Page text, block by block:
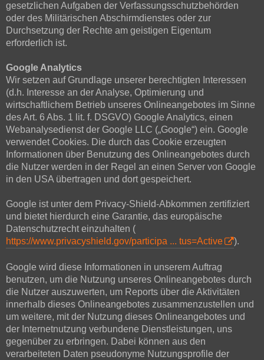
gesetzlichen Aufgaben der Verfassungsschutzbehörden
oder des Militärischen Abschirmdienstes oder zur
Durchsetzung der Rechte am geistigen Eigentum
erforderlich ist.
Google Analytics
Wir setzen auf Grundlage unserer berechtigten Interessen
(d.h. Interesse an der Analyse, Optimierung und
wirtschaftlichem Betrieb unseres Onlineangebotes im Sinne
des Art. 6 Abs. 1 lit. f. DSGVO) Google Analytics, einen
Webanalysedienst der Google LLC („Google“) ein. Google
verwendet Cookies. Die durch das Cookie erzeugten
Informationen über Benutzung des Onlineangebotes durch
die Nutzer werden in der Regel an einen Server von Google
in den USA übertragen und dort gespeichert.
Google ist unter dem Privacy-Shield-Abkommen zertifiziert
und bietet hierdurch eine Garantie, das europäische
Datenschutzrecht einzuhalten (
https://www.privacyshield.gov/participa ... tus=Active
).
Google wird diese Informationen in unserem Auftrag
benutzen, um die Nutzung unseres Onlineangebotes durch
die Nutzer auszuwerten, um Reports über die Aktivitäten
innerhalb dieses Onlineangebotes zusammenzustellen und
um weitere, mit der Nutzung dieses Onlineangebotes und
der Internetnutzung verbundene Dienstleistungen, uns
gegenüber zu erbringen. Dabei können aus den
verarbeiteten Daten pseudonyme Nutzungsprofile der